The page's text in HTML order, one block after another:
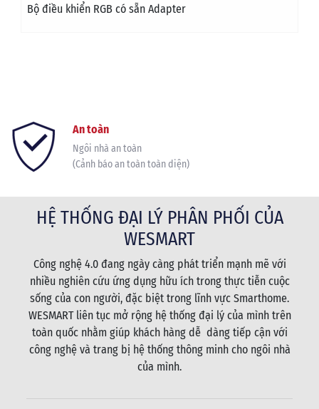
Bộ điều khiển RGB có sẵn Adapter
An toàn
Ngôi nhà an toàn
(Cảnh báo an toàn toàn diện)
HỆ THỐNG ĐẠI LÝ PHÂN PHỐI CỦA
WESMART
Công nghệ 4.0 đang ngày càng phát triển mạnh mẽ với
nhiều nghiên cứu ứng dụng hữu ích trong thực tiễn cuộc
sống của con người, đặc biệt trong lĩnh vực Smarthome.
WESMART liên tục mở rộng hệ thống đại lý của mình trên
toàn quốc nhằm giúp khách hàng dễ dàng tiếp cận với
công nghệ và trang bị hệ thống thông minh cho ngôi nhà
của mình.